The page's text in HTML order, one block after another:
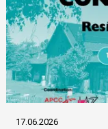
17.06.2026